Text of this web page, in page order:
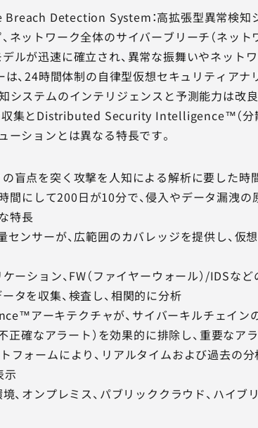
Detection System：高拡張型異常検知シ
ネットワーク全体のサイバーブリーチ（ネッ
ルが迅速に確立され、異常な振舞いやネット
、24時間体制の自律型仮想セキュリティアナ
システムのインテリジェンスと予測能力は改
集とDistributed Security Intelligence™（分
ーションとは異なる特長です。
盲点を突く攻撃を人知による解析に要した
間にして200日が10分で、侵入やデータ漏洩の
特長
センサーが、広範囲のカバレッジを提供し、
ケーション、FW（ファイヤーウォール）/IDS
タを収集、検査し、相関的に分析
アーキテクチャが、サイバーキルチェイン
正確なアラート）を効果的に排除し、重要なア
フォームにより、リアルタイムおよび過去の
示
境、オンプレミス、パブリッククラウド、ハイ